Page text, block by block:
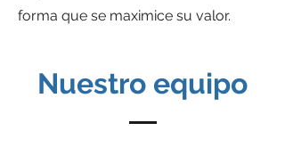
forma que se maximice su valor.
Nuestro equipo